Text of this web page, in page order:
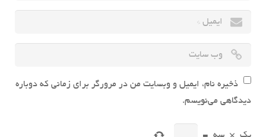
ذخیره نام، ایمیل و وبسایت من در مرورگر برای زمانی که دوباره
دیدگاهی می‌نویسم.